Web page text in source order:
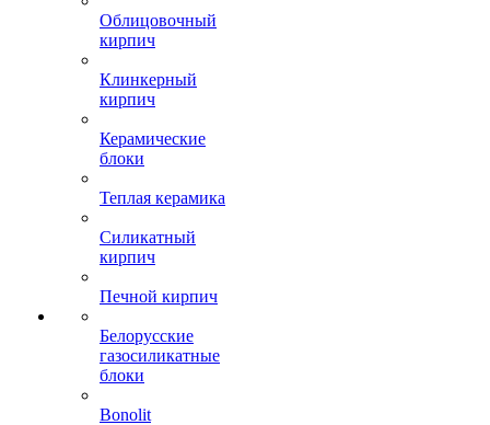
Облицовочный
кирпич
Клинкерный
кирпич
Керамические
блоки
Теплая керамика
Силикатный
кирпич
Печной кирпич
Белорусские
газосиликатные
блоки
Bonolit